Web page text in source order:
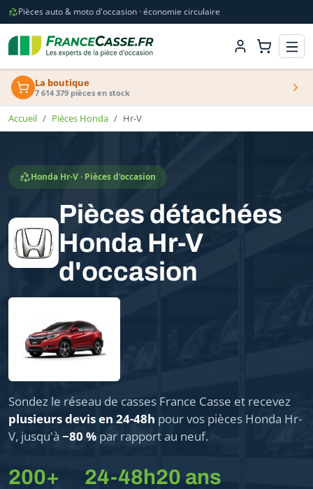
Pièces auto & moto d'occasion · économie circulaire
La boutique
7 614 379 pièces en stock
Accueil Pièces Honda Hr-V
Honda Hr-V · Pièces d'occasion
Pièces détachées
Honda Hr-V
d'occasion
Sondez le réseau de casses France Casse et recevez
plusieurs devis en 24-48h pour vos pièces Honda Hr-
V, jusqu'à −80 % par rapport au neuf.
200+ 24-48h20 ans